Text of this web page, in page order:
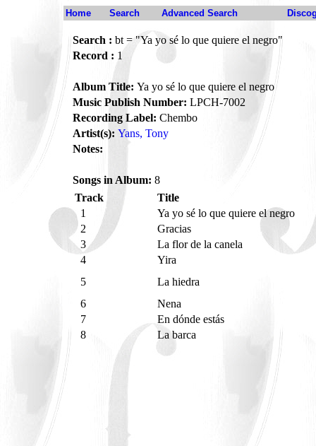
Home Search Advanced Search
Search : bt = "Ya yo sé lo que quiere el negro"
Record : 1
Album Title: Ya yo sé lo que quiere el negro
Music Publish Number: LPCH-7002
Recording Label: Chembo
Artist(s): Yans, Tony
Notes:
Songs in Album: 8
Track
Title
1
Ya yo sé lo que quiere el negro
2
Gracias
3
La flor de la canela
4
Yira
5
La hiedra
6
Nena
7
En dónde estás
8
La barca